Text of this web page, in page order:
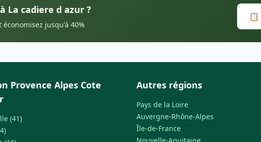
La cadiere d azur ?
jusqu'à 40%
Provence Alpes Cote
(41)
Autres régions
Pays de la Loire
Auvergne-Rhône-Alpes
Île-de-France
Nouvelle-Aquitaine